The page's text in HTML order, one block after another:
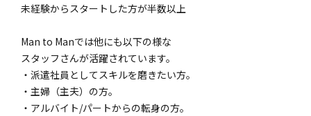
未経験からスタートした方が半数以上
Man to Manでは他にも以下の様な
スタッフさんが活躍されています。
・派遣社員としてスキルを磨きたい方。
・主婦（主夫）の方。
・アルバイト/パートからの転身の方。